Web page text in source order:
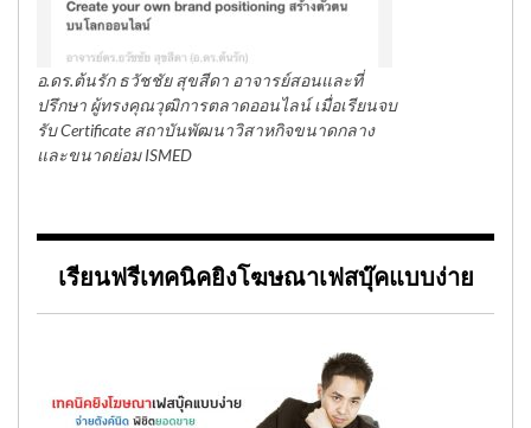
อ.ดร.ต้นรัก ธวัชชัย สุขสีดา อาจารย์สอนและที่
ปรึกษา ผู้ทรงคุณวุฒิการตลาดออนไลน์ เมื่อเรียนจบ
รับ Certificate สถาบันพัฒนาวิสาหกิจขนาดกลาง
และขนาดย่อม ISMED
เรียนฟรีเทคนิคยิงโฆษณาเฟสบุ๊คแบบง่าย